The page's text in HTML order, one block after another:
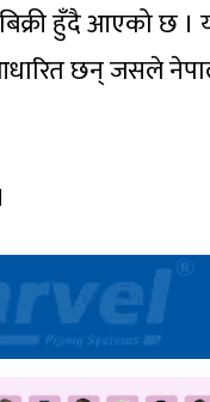
हुँदै आएको छ ।
छन् जसले